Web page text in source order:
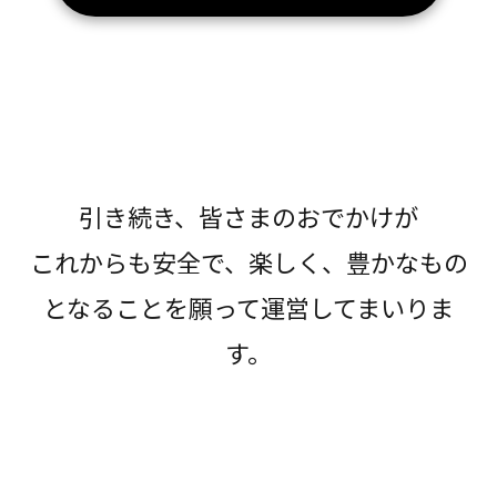
引き続き、皆さまのおでかけが
これからも安全で、楽しく、豊かなもの
となることを願って運営してまいりま
す。